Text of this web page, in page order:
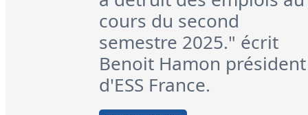
cours du second
semestre 2025." écrit
Benoit Hamon président
d'ESS France.